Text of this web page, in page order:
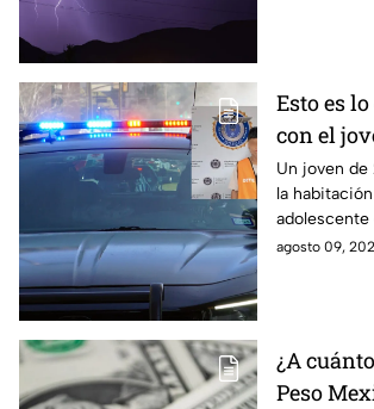
Esto es
con el
metió a
de una
para
Un joven de
la
adolescente
para
agosto 09,
¿A
Peso